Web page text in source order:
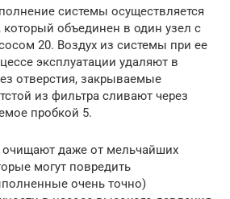
системы осуществляется
объединен в один узел с
20. Воздух из системы при ее
эксплуатации удаляют в
отверстия, закрываемые
из фильтра сливают через
пробкой 5.
даже от мельчайших
могут повредить
очень точно)